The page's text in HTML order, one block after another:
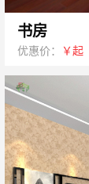
书房
优惠价： ￥起